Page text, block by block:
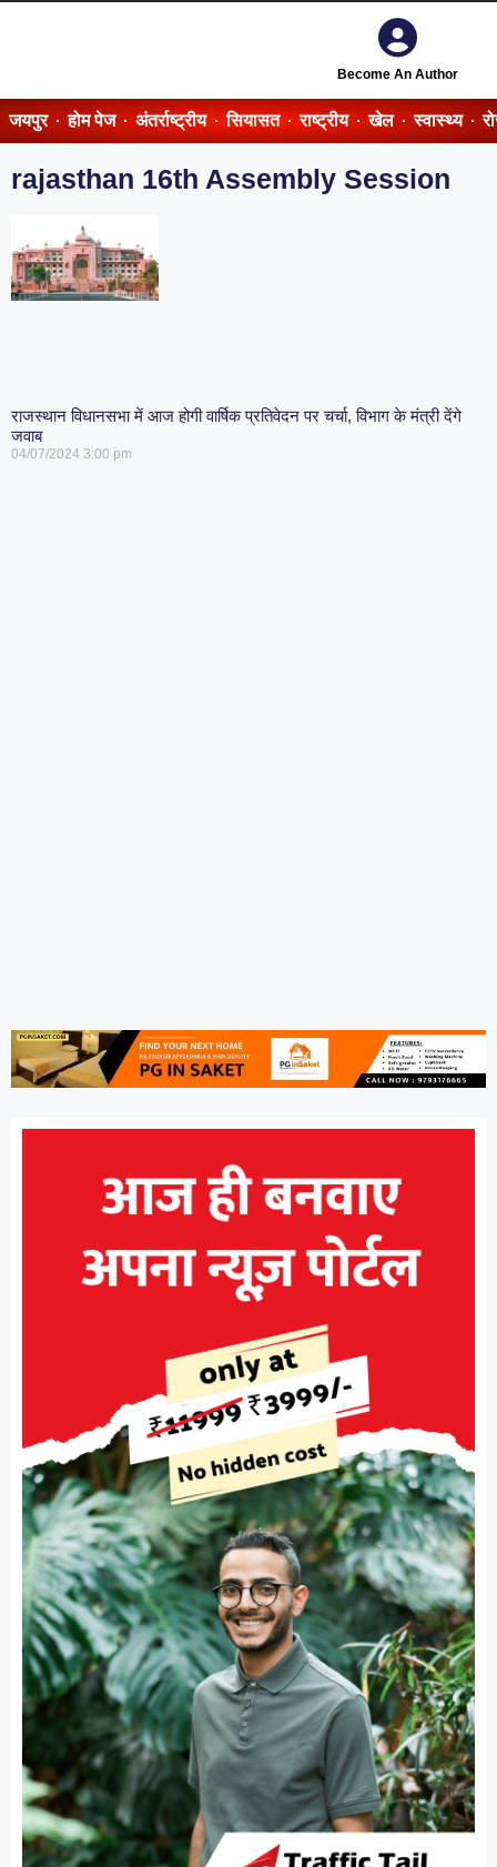
Become An Author
जयपुर होम पेज अंतर्राष्ट्रीय सियासत राष्ट्रीय खेल स्वास्थ्य
rajasthan 16th Assembly Session
राजस्थान विधानसभा में आज होगी वार्षिक प्रतिवेदन पर चर्चा, विभाग के मंत्री देंगे
जवाब
04/07/2024 3:00 pm